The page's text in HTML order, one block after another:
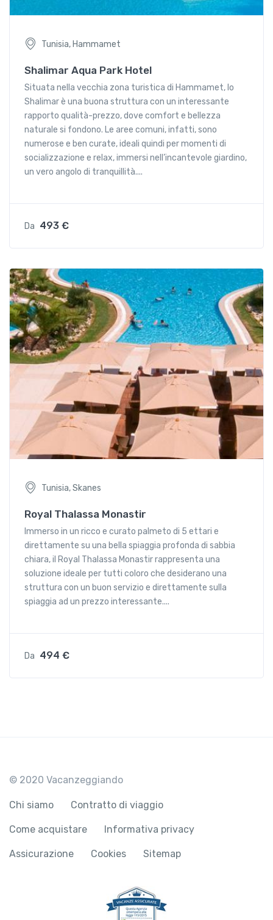
Tunisia, Hammamet
Shalimar Aqua Park Hotel
Situata nella vecchia zona turistica di Hammamet, lo
Shalimar è una buona struttura con un interessante
rapporto qualità-prezzo, dove comfort e bellezza
naturale si fondono. Le aree comuni, infatti, sono
numerose e ben curate, ideali quindi per momenti di
socializzazione e relax, immersi nell’incantevole giardino,
un vero angolo di tranquillità....
Da 493 €
Tunisia, Skanes
Royal Thalassa Monastir
Immerso in un ricco e curato palmeto di 5 ettari e
direttamente su una bella spiaggia profonda di sabbia
chiara, il Royal Thalassa Monastir rappresenta una
soluzione ideale per tutti coloro che desiderano una
struttura con un buon servizio e direttamente sulla
spiaggia ad un prezzo interessante....
Da 494 €
© 2020 Vacanzeggiando
Chi siamo Contratto di viaggio
Come acquistare Informativa privacy
Assicurazione Cookies Sitemap